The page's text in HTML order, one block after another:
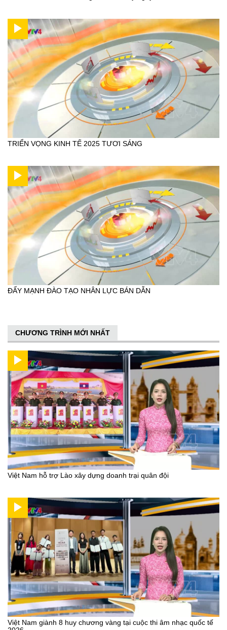
TRIỂN VỌNG KINH TẾ 2025 TƯƠI SÁNG
ĐẨY MẠNH ĐÀO TẠO NHÂN LỰC BÁN DẪN
CHƯƠNG TRÌNH MỚI NHẤT
Việt Nam hỗ trợ Lào xây dựng doanh trại quân đội
Việt Nam giành 8 huy chương vàng tại cuộc thi âm nhạc quốc tế